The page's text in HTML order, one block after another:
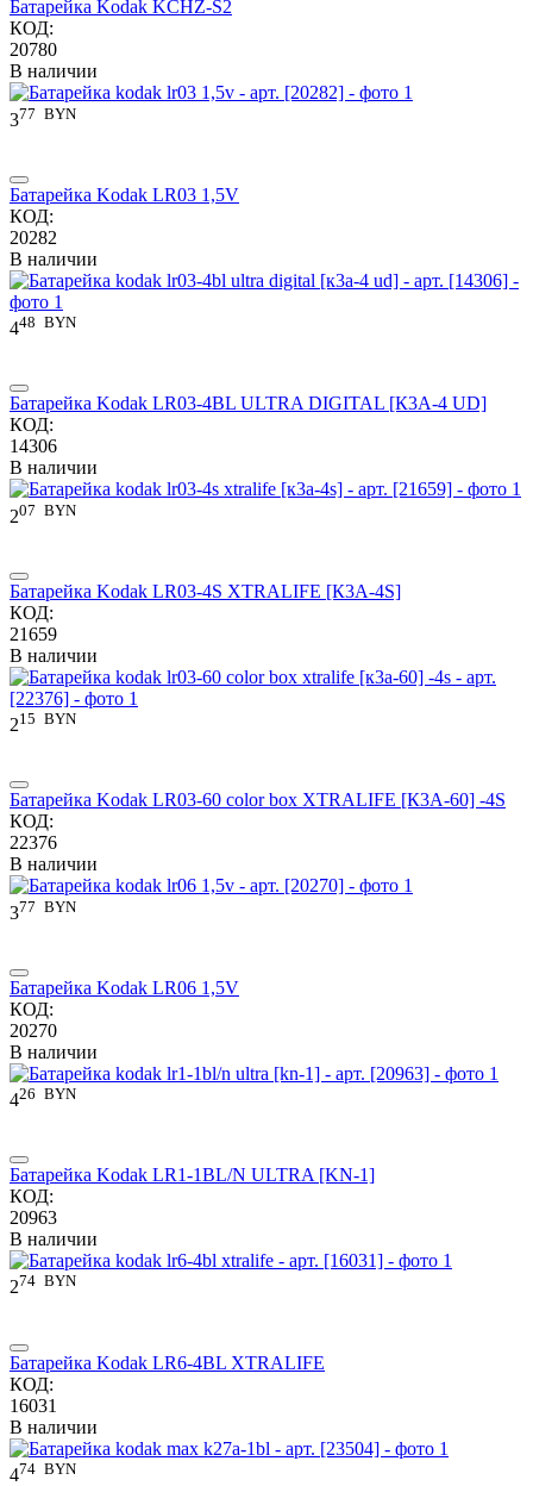
Батарейка Kodak KCHZ-S2
КОД:
20780
В наличии
377 BYN
Батарейка Kodak LR03 1,5V
КОД:
20282
В наличии
448 BYN
Батарейка Kodak LR03-4BL ULTRA DIGITAL [К3А-4 UD]
КОД:
14306
В наличии
207 BYN
Батарейка Kodak LR03-4S XTRALIFE [К3А-4S]
КОД:
21659
В наличии
215 BYN
Батарейка Kodak LR03-60 color box XTRALIFE [К3А-60] -4S
КОД:
22376
В наличии
377 BYN
Батарейка Kodak LR06 1,5V
КОД:
20270
В наличии
426 BYN
Батарейка Kodak LR1-1BL/N ULTRA [KN-1]
КОД:
20963
В наличии
274 BYN
Батарейка Kodak LR6-4BL XTRALIFE
КОД:
16031
В наличии
474 BYN